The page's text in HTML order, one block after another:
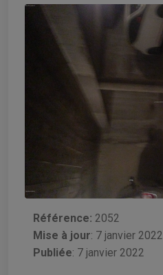
Référence: 2052
Mise à jour: 7 janvier 2022
Publiée: 7 janvier 2022